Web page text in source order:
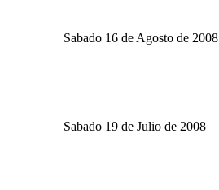
Sabado 16 de Agosto de 2008
Sabado 19 de Julio de 2008